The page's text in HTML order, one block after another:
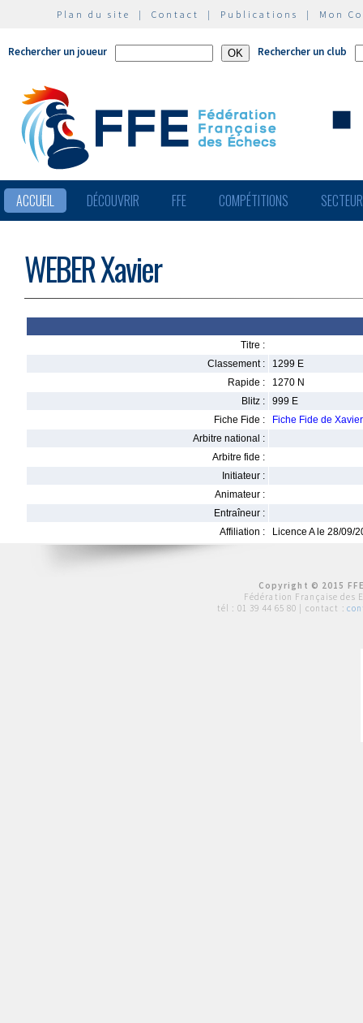
Plan du site | Contact | Publications | Mon
Rechercher un joueur Rechercher un club
ACCUEIL DÉCOUVRIR FFE COMPÉTITIONS
WEBER Xavier
Titre :
Classement :
1299 E
Rapide :
1270 N
Blitz :
999 E
Fiche Fide :
Fiche Fide de
Arbitre national :
Arbitre fide :
Initiateur :
Animateur :
Entraîneur :
Affiliation :
Licence A le 28/09/
Copyright © 2015
Fédération Française des
tél : 01 39 44 65 80 | contact :